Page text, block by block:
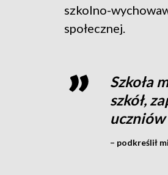
szkolno-
społecznej.
Szkoła
szkół,
uczniów
– podkreślił